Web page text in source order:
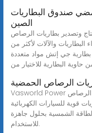
صندوق البطاريات
الصين
وتصدير بطاريات الرصاص
وتوفير أجزاء البطاريات والآلات لأكثر من
بطارية جي إتش مواد متعددة
حاوية البطارية للاختيار من
الرصاص الحمضية
Vasworld Power هي شركة متخصصة في تصنيع بطاريات الرصاص
قوية للسيارات الكهربائية
الشمسية بحلول جاهزة
للاستخدام.